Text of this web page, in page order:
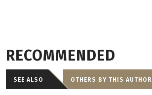
RECOMMENDED
SEE ALSO OTHERS BY THIS AUTHOR